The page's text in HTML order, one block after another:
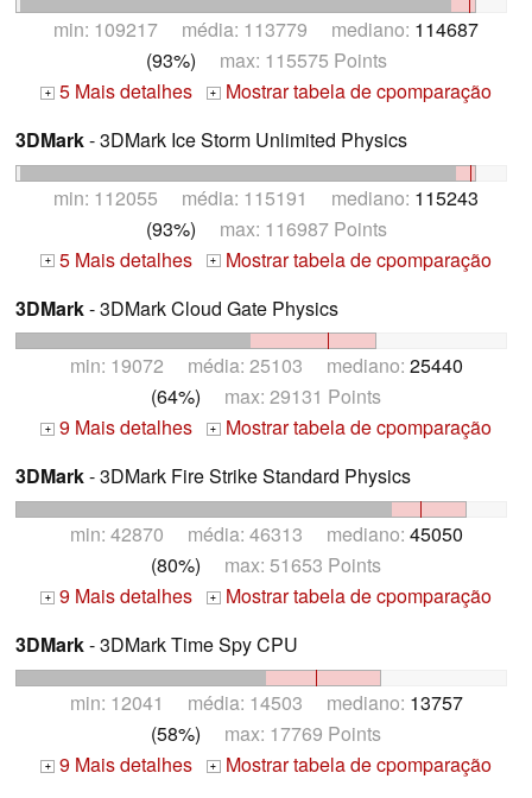
min: 109217 média: 113779 mediano: 114687
(93%) max: 115575 Points
+ 5 Mais detalhes + Mostrar tabela de cpomparação
3DMark- 3DMark Ice Storm Unlimited Physics
min: 112055 média: 115191 mediano: 115243
(93%) max: 116987 Points
+ 5 Mais detalhes + Mostrar tabela de cpomparação
3DMark- 3DMark Cloud Gate Physics
min: 19072 média: 25103 mediano: 25440
(64%) max: 29131 Points
+ 9 Mais detalhes + Mostrar tabela de cpomparação
3DMark- 3DMark Fire Strike Standard Physics
min: 42870 média: 46313 mediano: 45050
(80%) max: 51653 Points
+ 9 Mais detalhes + Mostrar tabela de cpomparação
3DMark- 3DMark Time Spy CPU
min: 12041 média: 14503 mediano: 13757
(58%) max: 17769 Points
+ 9 Mais detalhes + Mostrar tabela de cpomparação